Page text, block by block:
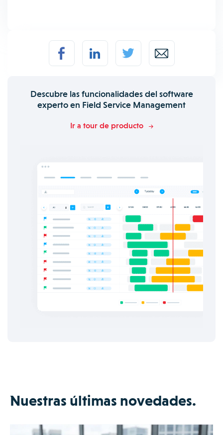
Descubre las funcionalidades del software
experto en Field Service Management
Ir a tour de producto
Nuestras últimas novedades.